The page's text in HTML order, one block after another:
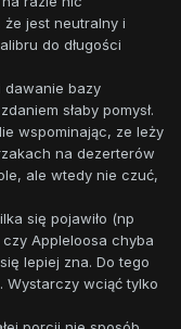
że jest neutralny i
do długości
dawanie bazy
słaby pomysł.
wspominając, ze leży
na dezerterów
ale wtedy nie czuć,
się pojawiło (np
Appleloosa chyba
lepiej zna. Do tego
Wystarczy wciąć tylko